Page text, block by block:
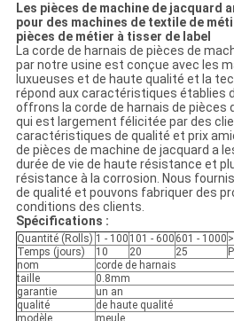
Les pièces de machine de jacquard
pour des machines de textile de
pièces de métier à tisser de label
La corde de harnais de pièces de
par notre usine est conçue avec les
luxueuses et de haute qualité et la
répond aux caractéristiques établies
offrons la corde de harnais de pièces
qui est largement félicitée par des
caractéristiques de qualité et prix
de pièces de machine de jacquard a
durée de vie de haute résistance et
résistance à la corrosion. Nous
de qualité et pouvons fabriquer des
conditions des clients.
Spécifications :
Quantité (Rolls) 1 - 100 101 - 600 601 - 1000
Temps (jours)
10 20 25
nom
corde de harnais
taille
0.8mm
garantie
un an
qualité
de haute qualité